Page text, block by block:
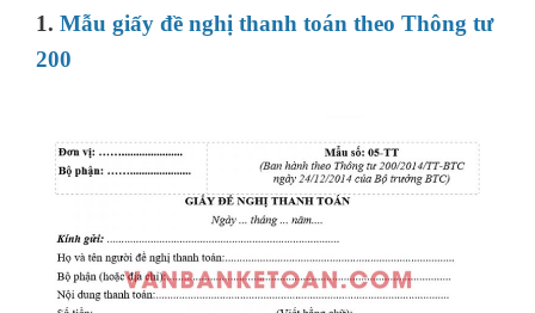
1. Mẫu giấy đề nghị thanh toán theo Thông tư
200